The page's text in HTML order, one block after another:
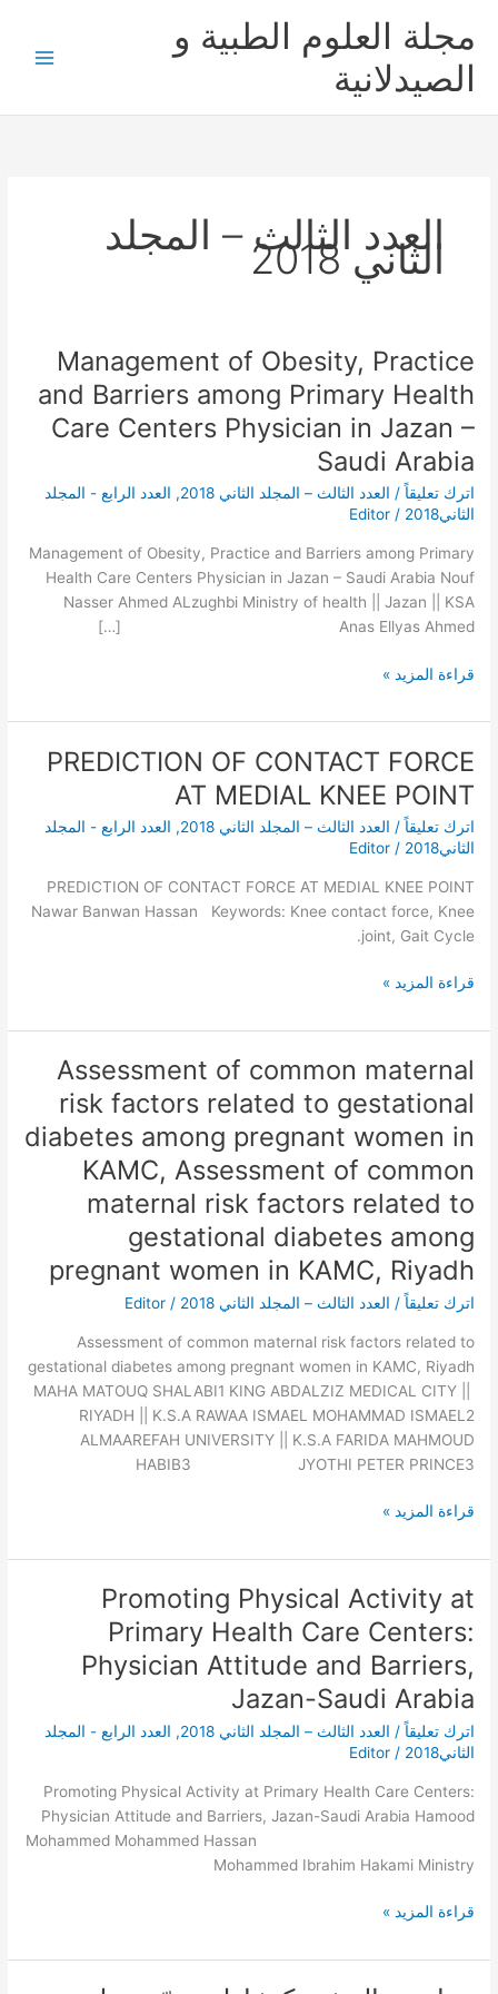
المحتوى
مجلة العلوم الطبية و
الصيدلانية
العدد الثالث – المجلد
الثاني 2018
Management of Obesity, Practice
and Barriers among Primary Health
Care Centers Physician in Jazan –
Saudi Arabia
اترك تعليقاً / العدد الثالث – المجلد الثاني 2018 , العدد الرابع - المجلد
الثاني2018
/
Editor
Management of Obesity, Practice and Barriers among Primary
Health Care Centers Physician in Jazan – Saudi Arabia Nouf
Nasser Ahmed ALzughbi Ministry of health || Jazan || KSA
Anas Ellyas Ahmed […]
Management
of
Obesity,
Practice
and
among
Primary
Health
Care
Centers
Physician
Jazan
Saudi
Arabia
قراءة المزيد »
PREDICTION OF CONTACT FORCE
AT MEDIAL KNEE POINT
اترك تعليقاً / العدد الثالث – المجلد الثاني 2018 , العدد الرابع - المجلد
الثاني2018
/
Editor
PREDICTION OF CONTACT FORCE AT MEDIAL KNEE POINT
Nawar Banwan Hassan Keywords: Knee contact force, Knee
joint, Gait Cycle.
PREDICTION
OF
CONTACT
FORCE
AT
MEDIAL
KNEE
POINT
قراءة المزيد »
Assessment of common maternal
risk factors related to gestational
diabetes among pregnant women in
KAMC, Assessment of common
maternal risk factors related to
gestational diabetes among
pregnant women in KAMC, Riyadh
اترك تعليقاً / العدد الثالث – المجلد الثاني 2018 /
Editor
Assessment of common maternal risk factors related to
gestational diabetes among pregnant women in KAMC, Riyadh
MAHA MATOUQ SHALABI1 KING ABDALZIZ MEDICAL CITY ||
RIYADH || K.S.A RAWAA ISMAEL MOHAMMAD ISMAEL2
ALMAAREFAH UNIVERSITY || K.S.A FARIDA MAHMOUD
HABIB3 JYOTHI PETER PRINCE3
Assessment
of
common
maternal
risk
related
to
gestational
diabetes
among
pregnant
women
in
KAMC,
Assessment
of
maternal
factors
to
gestational
diabetes
among
pregnant
women
in
Riyadh
قراءة المزيد »
Promoting Physical Activity at
Primary Health Care Centers:
Physician Attitude and Barriers,
Jazan-Saudi Arabia
اترك تعليقاً / العدد الثالث – المجلد الثاني 2018 , العدد الرابع - المجلد
الثاني2018
/
Editor
Promoting Physical Activity at Primary Health Care Centers:
Physician Attitude and Barriers, Jazan-Saudi Arabia Hamood
Mohammed Mohammed Hassan
Mohammed Ibrahim Hakami Ministry
Promoting
Physical
Activity
at
Primary
Care
Centers:
Physician
Attitude
Barriers,
Saudi
قراءة المزيد »